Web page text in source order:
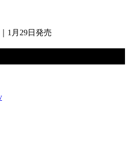
1月29日発売